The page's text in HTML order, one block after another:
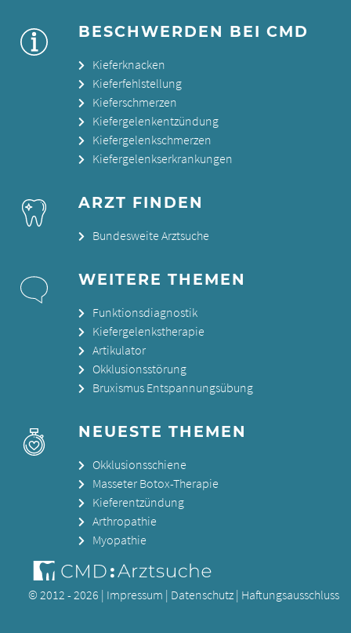
BESCHWERDEN BEI CMD
Kieferknacken
Kieferfehlstellung
Kieferschmerzen
Kiefergelenkentzündung
Kiefergelenkschmerzen
Kiefergelenkserkrankungen
ARZT FINDEN
Bundesweite Arztsuche
WEITERE THEMEN
Funktionsdiagnostik
Kiefergelenkstherapie
Artikulator
Okklusionsstörung
Bruxismus Entspannungsübung
NEUESTE THEMEN
Okklusionsschiene
Masseter Botox-Therapie
Kieferentzündung
Arthropathie
Myopathie
© 2012 - 2026 | Impressum | Datenschutz | Haftungsausschluss